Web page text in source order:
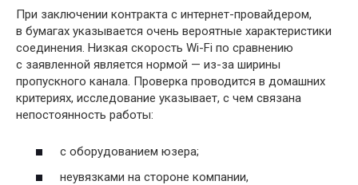
При заключении контракта с интернет-провайдером,
в бумагах указывается очень вероятные характеристики
соединения. Низкая скорость Wi-Fi по сравнению
с заявленной является нормой — из-за ширины
пропускного канала. Проверка проводится в домашних
критериях, исследование указывает, с чем связана
непостоянность работы:
с оборудованием юзера;
неувязками на стороне компании,